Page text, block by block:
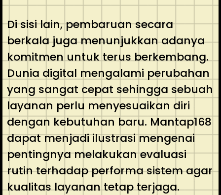
Di sisi lain, pembaruan secara
berkala juga menunjukkan adanya
komitmen untuk terus berkembang.
Dunia digital mengalami perubahan
yang sangat cepat sehingga sebuah
layanan perlu menyesuaikan diri
dengan kebutuhan baru. Mantap168
dapat menjadi ilustrasi mengenai
pentingnya melakukan evaluasi
rutin terhadap performa sistem agar
kualitas layanan tetap terjaga.